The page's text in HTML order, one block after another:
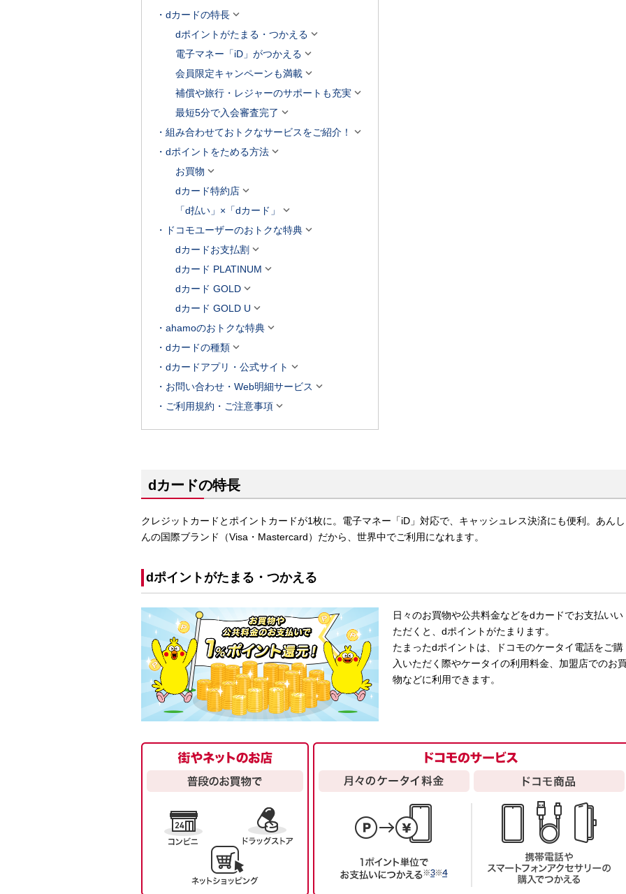
dカードの特長
dポイントがたまる・つかえる 
電子マネー「iD」がつかえる 
会員限定キャンペーンも満載
補償や旅行・レジャーのサポートも充実
最短5分で入会審査完了 
組み合わせておトクなサービスをご紹介！ 
dポイントをためる方法
お買物 
dカード特約店
「d払い」×「dカード」 
ドコモユーザーのおトクな特典
dカードお支払割
dカード PLATINUM 
dカード GOLD
dカード GOLD U 
ahamoのおトクな特典
dカードの種類
dカードアプリ・公式サイト 
お問い合わせ・Web明細サービス 
ご利用規約・ご注意事項
dカードの特長
クレジットカードとポイントカードが1枚に。電子マネー「iD」対応で、キャッシュレス決済にも便利。あんし
んの国際ブランド（Visa・Mastercard）だから、世界中でご利用になれます。
dポイントがたまる・つかえる
日々のお買物や公共料金などをdカードでお支払いい
ただくと、dポイントがたまります。
たまったdポイントは、ドコモのケータイ電話をご購
入いただく際やケータイの利用料金、加盟店でのお
物などに利用できます。